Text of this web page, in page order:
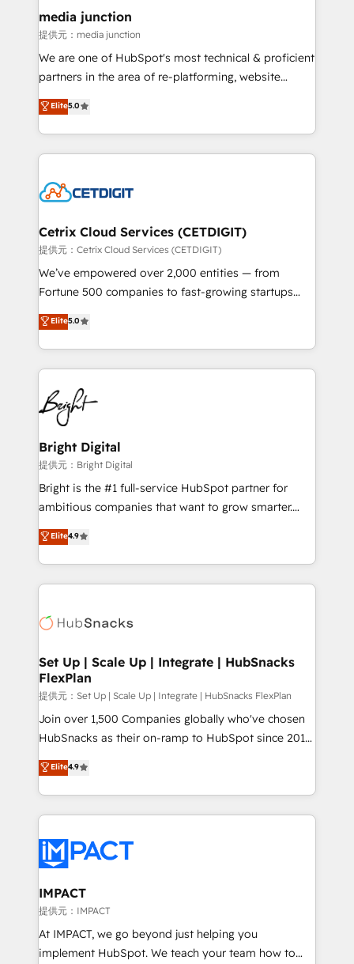
Mexico, USA, and Portugal—we've executed over a
hundred successful operations. Our approach,
rooted in RevOps principles, integrates analysis,
training, planning, and qualification. Leveraging
inbound marketing tactics, we focus on
understanding, nurturing, and converting leads.
competitive market.
media junction
提供元：media junction
We are one of HubSpot's most technical & proficient
partners in the area of re-platforming, website
design & development. We specialize in multi-hub
implementations for mid-market & enterprise
companies. We are woman-owned, powered by
coffee, and we ❤️ dogs. We produce award-winning
Impact Award 🏆2022 Technical Expertise Impact
Award 🏆2020 Elite Solutions Partner 🏆2019
Integrations HubSpot Impact Award 🏆2019
Marketing Enablement HubSpot Impact Award 🏆
2018 Website Design HubSpot Impact Award 🏆2017
Growth-Driven Design Agency of the Year 🏆2016
Sales Enablement HubSpot Impact Award 🏆2015
HubSpot COS Performance Award 🏆2014 HubSpot
COS Design Award 🏆2013 HubSpot Marketplace
Partner 📆Founded in 1997
Elite5.0
Cetrix Cloud Services (CETDIGIT)
提供元：Cetrix Cloud Services (CETDIGIT)
We’ve empowered over 2,000 entities — from
Fortune 500 companies to fast-growing startups
and nonprofits — to streamline operations, scale
revenue, and unlock the full potential of HubSpot.
With deep technical and industry expertise, we fuse
automation, integration, and AI innovation to deliver
lasting impact. We specialize in: • Turnkey and end-
to-end HubSpot implementations • Onboarding for
Sales, Service, Marketing & Content Hubs • AI voice
and chat agents, predictive automation, and smart
workflows • Salesforce + HubSpot integration •
RevOps and AI-driven sales enablement • Website
design and CMS development • ERP integration: SAP,
and CRM migration from any platform •
Client/member portals built on HubSpot • Custom
WooCommerce, BuilderTrend, and more Experience
the difference — reach out to see how AI + HubSpot
Elite5.0
Bright Digital
提供元：Bright Digital
Bright is the #1 full-service HubSpot partner for
ambitious companies that want to grow smarter.
From HubSpot onboarding, to training, from
developing a new website to lead generation and
digital marketing; we do it all (and with great
results)! In short, our services include: - HubSpot
HubSpot development: websites, custom modules,
marketing, advertising, campaigns, content and
design We connect people, data and technology to
improve customer experiences. With our bright
people, exciting ideas and can-do mentality, we
ensure revenue growth on a daily basis. So tell us
team of 100+ experts is ready for you! Driving digital
growth | www.brightdigital.com
Elite4.9
Set Up | Scale Up | Integrate | HubSnacks
FlexPlan
提供元：Set Up | Scale Up | Integrate | HubSnacks FlexPlan
Join over 1,500 Companies globally who've chosen
HubSnacks as their on-ramp to HubSpot since 2014
Simple pay-as-you-go plans that accelerate value...
1️⃣ Set Up | Onboarding New or Check-fixing existing
HubSpot portals 2️⃣ Scale Up | 100% HubSpot Task
Execution... Global 24/7 ... All Experts 3️⃣ Integrate |
Slash months from your API Integration project... ⬅️
Click "Contact Business" ⬅️ to access 150+ Kickstart
Integration templates that put HubSpot in the center
of your tech stack, syncing... 🛍️ Shopify or
WooCommerce 💲 Stripe or Paypal 💰 Sage or
Netsuite 🤖 Google or Microsoft ✍️ DocuSign or
Elite4.9
IMPACT
提供元：IMPACT
At IMPACT, we go beyond just helping you
implement HubSpot. We teach your team how to